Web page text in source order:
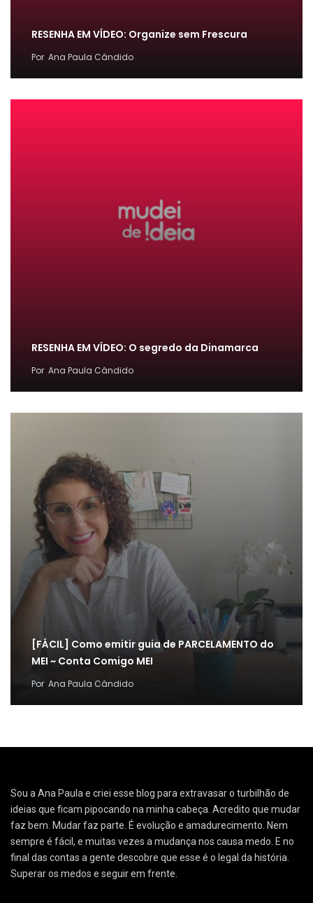
RESENHA EM VÍDEO: Organize sem Frescura
Por Ana Paula Cândido
RESENHA EM VÍDEO: O segredo da Dinamarca
Por Ana Paula Cândido
[FÁCIL] Como emitir guia de PARCELAMENTO do
MEI ~ Conta Comigo MEI
Por Ana Paula Cândido
Sou a Ana Paula e criei esse blog para extravasar o turbilhão de
ideias que ficam pipocando na minha cabeça. Acredito que mudar
faz bem. Mudar faz parte. É evolução e amadurecimento. Nem
sempre é fácil, e muitas vezes a mudança nos causa medo. E no
final das contas a gente descobre que esse é o legal da história.
Superar os medos e seguir em frente.